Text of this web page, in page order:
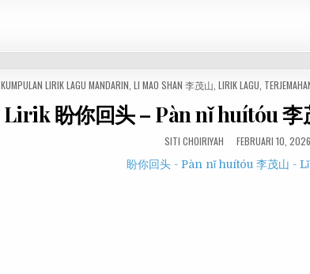
POSTED
KUMPULAN LIRIK LAGU MANDARIN LI MAO SHAN 李茂山 LIRIK LAGU
Lirik 盼你回头 – Pàn nǐ huítóu 李
SITI CHOIRIYAH FEBRUARI 10, 2026